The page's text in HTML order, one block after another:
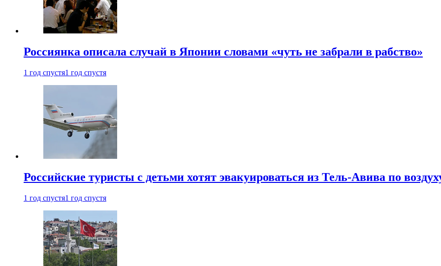
Россиянка описала случай в Японии словами «чуть не забрали в рабство»
1 год спустя1 год спустя
Российские туристы с детьми хотят эвакуироваться из Тель-Авива по
1 год спустя1 год спустя